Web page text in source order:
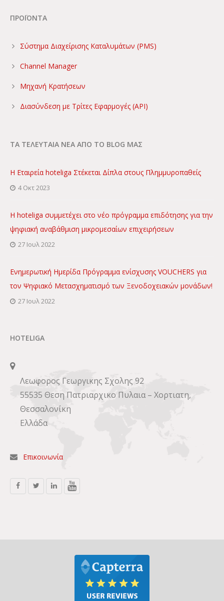
ΠΡΟΪΟΝΤΑ
Σύστημα Διαχείρισης Καταλυμάτων (PMS)
Channel Manager
Μηχανή Κρατήσεων
Διασύνδεση με Τρίτες Εφαρμογές (API)
ΤΑ ΤΕΛΕΥΤΑΙΑ ΝΕΑ ΑΠΟ ΤΟ BLOG ΜΑΣ
Η Εταιρεία hoteliga Στέκεται Δίπλα στους Πλημμυροπαθείς
4 Οκτ 2023
Η hoteliga συμμετέχει στο νέο πρόγραμμα επιδότησης για την
ψηφιακή αναβάθμιση μικρομεσαίων επιχειρήσεων
27 Ιουλ 2022
Ενημερωτική Ημερίδα Πρόγραμμα ενίσχυσης VOUCHERS για
τον Ψηφιακό Μετασχηματισμό των Ξενοδοχειακών μονάδων!
27 Ιουλ 2022
HOTELIGA
Λεωφορος Γεωργικης Σχολης 92
55535 Θεση Πατριαρχικο Πυλαια – Χορτιατη,
Θεσσαλονίκη
Ελλάδα
Επικοινωνία